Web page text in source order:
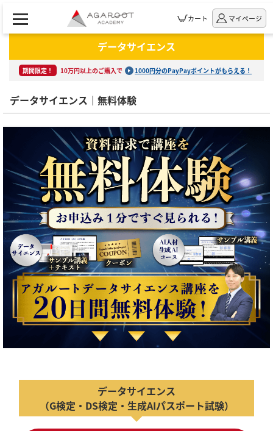
カート マイページ
データサイエンス
期間限定！ 10万円以上のご購入で 1000円分のPayPayポイントがもらえる！
データサイエンス｜無料体験
データサイエンス
（G検定・DS検定・生成AIパスポート試験）